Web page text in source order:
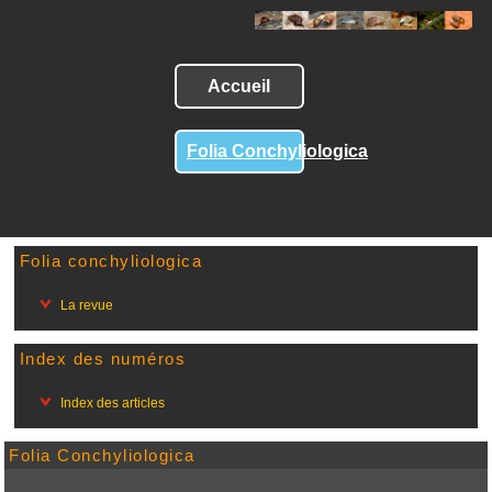
Accueil
Folia Conchyliologica
Folia conchyliologica
La revue
Index des numéros
Index des articles
Folia Conchyliologica